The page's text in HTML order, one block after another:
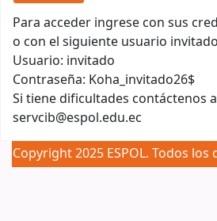
Para acceder ingrese con sus
o con el siguiente usuario
Usuario: invitado
Contraseña: Koha_invitado26$
Si tiene dificultades contáctenos
servcib@espol.edu.ec
Copyright 2025 ESPOL. Todos